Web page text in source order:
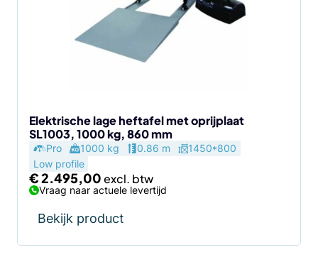
Elektrische lage heftafel met oprijplaat
SL1003, 1000 kg, 860 mm
Pro 1000 kg 0.86 m
1450*800
Low profile
€2.495,00
Vraag naar actuele levertijd
Bekijk product